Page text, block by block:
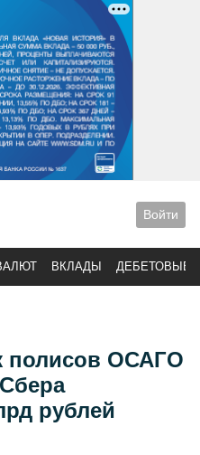
Войти
ВКЛАДЫ ДЕБЕТОВЫЕ
полисов ОСАГО
рублей